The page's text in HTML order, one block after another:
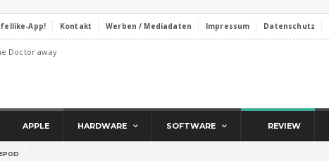
App! Kontakt Werben / Mediadaten Impressum Datenschutz
Doctor away
APPLE HARDWARE SOFTWARE REVIEW